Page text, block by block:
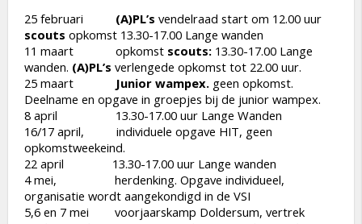
25 februari (A)PL’s vendelraad start om 12.00 uur
scouts opkomst 13.30-17.00 Lange wanden
11 maart opkomst scouts: 13.30-17.00 Lange
wanden. (A)PL’s verlengede opkomst tot 22.00 uur.
25 maart Junior wampex. geen opkomst.
Deelname en opgave in groepjes bij de junior wampex.
8 april 13.30-17.00 uur Lange Wanden
16/17 april, individuele opgave HIT, geen
opkomstweekeind.
22 april 13.30-17.00 uur Lange wanden
4 mei, herdenking. Opgave individueel,
organisatie wordt aangekondigd in de VSI
5,6 en 7 mei voorjaarskamp Doldersum, vertrek